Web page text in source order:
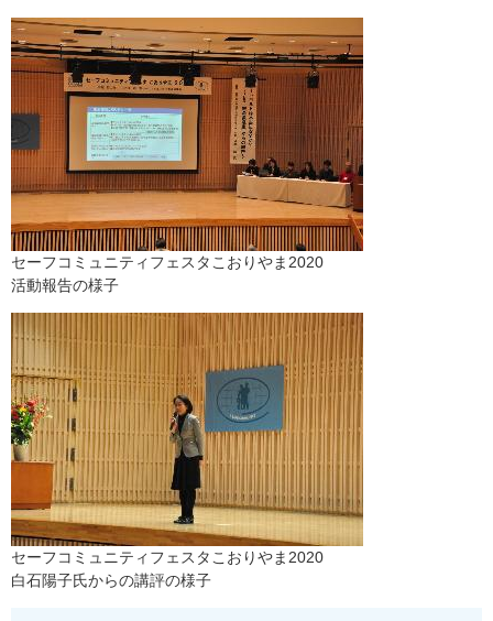
セーフコミュニティフェスタこおりやま2020
活動報告の様子
セーフコミュニティフェスタこおりやま2020
白石陽子氏からの講評の様子